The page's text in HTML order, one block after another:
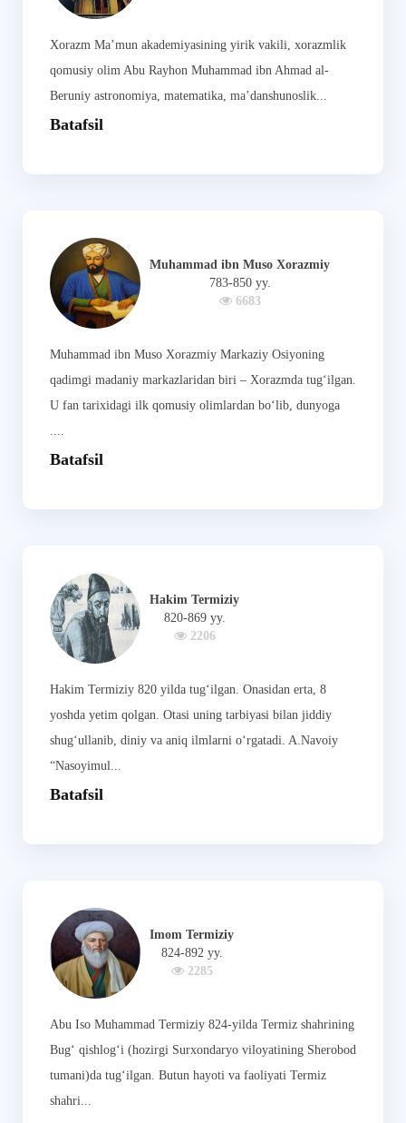
Xorazm Ma’mun akademiyasining yirik vakili, xorazmlik
qomusiy olim Abu Rayhon Muhammad ibn Ahmad al-
Beruniy astronomiya, matematika, ma’danshunoslik...
Batafsil
Muhammad ibn Muso Xorazmiy
783-850 yy.
6683
Muhammad ibn Muso Xorazmiy Markaziy Osiyoning
qadimgi madaniy markazlaridan biri – Xorazmda tug‘ilgan.
U fan tarixidagi ilk qomusiy olimlardan bo‘lib, dunyoga
....
Batafsil
Hakim Termiziy
820-869 yy.
2206
Hakim Termiziy 820 yilda tug‘ilgan. Onasidan erta, 8
yoshda yetim qolgan. Otasi uning tarbiyasi bilan jiddiy
shug‘ullanib, diniy va aniq ilmlarni o‘rgatadi. A.Navoiy
“Nasoyimul...
Batafsil
Imom Termiziy
824-892 yy.
2285
Abu Iso Muhammad Termiziy 824-yilda Termiz shahrining
Bug‘ qishlog‘i (hozirgi Surxondaryo viloyatining Sherobod
tumani)da tug‘ilgan. Butun hayoti va faoliyati Termiz
shahri...